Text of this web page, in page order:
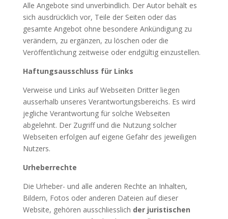
Alle Angebote sind unverbindlich. Der Autor behält es
sich ausdrücklich vor, Teile der Seiten oder das
gesamte Angebot ohne besondere Ankündigung zu
verändern, zu ergänzen, zu löschen oder die
Veröffentlichung zeitweise oder endgültig einzustellen.
Haftungsausschluss für Links
Verweise und Links auf Webseiten Dritter liegen
ausserhalb unseres Verantwortungsbereichs. Es wird
jegliche Verantwortung für solche Webseiten
abgelehnt. Der Zugriff und die Nutzung solcher
Webseiten erfolgen auf eigene Gefahr des jeweiligen
Nutzers.
Urheberrechte
Die Urheber- und alle anderen Rechte an Inhalten,
Bildern, Fotos oder anderen Dateien auf dieser
Website, gehören ausschliesslich der juristischen